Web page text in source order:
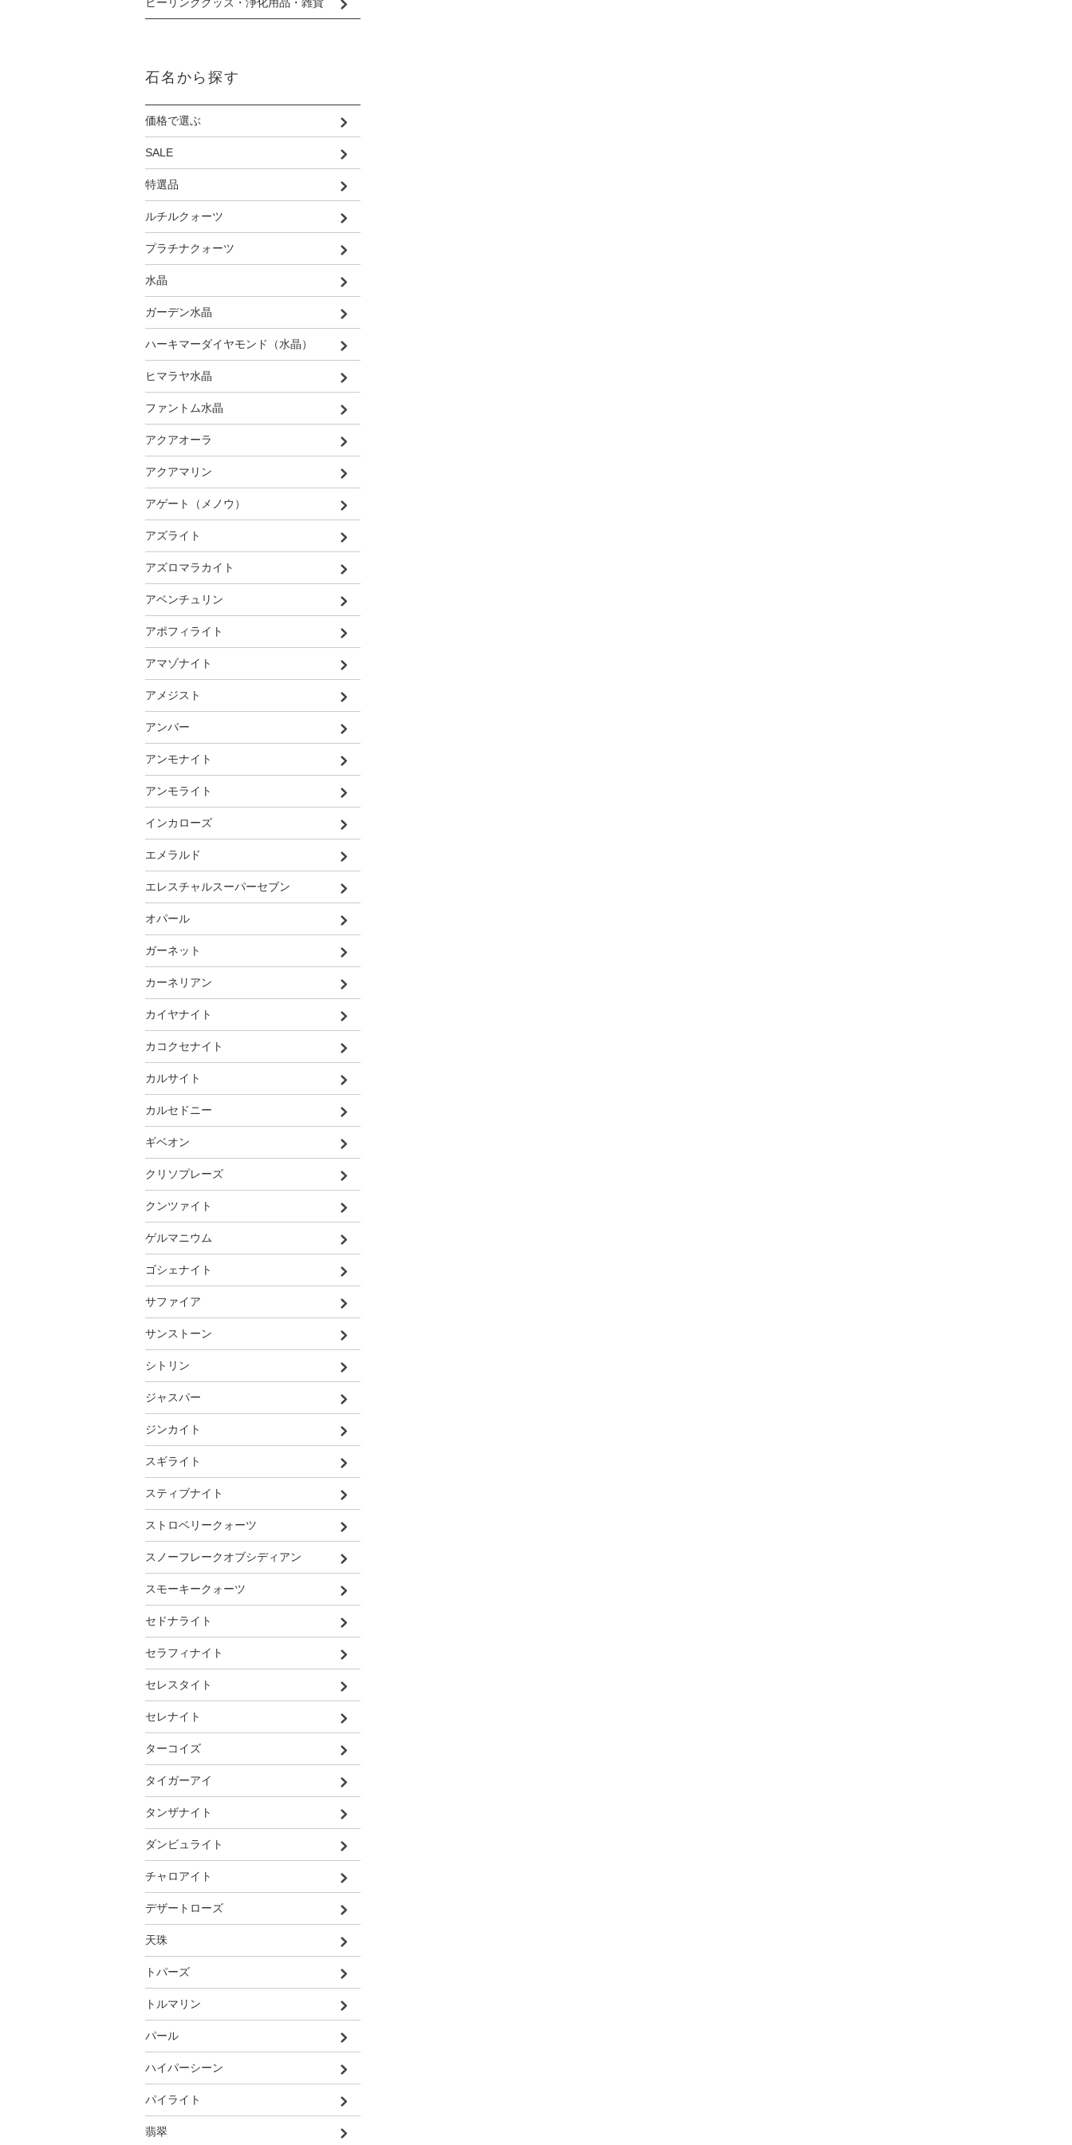
石名から探す
価格で選ぶ
SALE
特選品
ルチルクォーツ
プラチナクォーツ
水晶
ガーデン水晶
ハーキマーダイヤモンド（水晶）
ヒマラヤ水晶
ファントム水晶
アクアオーラ
アクアマリン
アゲート（メノウ）
アズライト
アズロマラカイト
アベンチュリン
アポフィライト
アマゾナイト
アメジスト
アンバー
アンモナイト
アンモライト
インカローズ
エメラルド
エレスチャルスーパーセブン
オパール
ガーネット
カーネリアン
カイヤナイト
カコクセナイト
カルサイト
カルセドニー
ギベオン
クリソプレーズ
クンツァイト
ゲルマニウム
ゴシェナイト
サファイア
サンストーン
シトリン
ジャスパー
ジンカイト
スギライト
スティブナイト
ストロベリークォーツ
スノーフレークオブシディアン
スモーキークォーツ
セドナライト
セラフィナイト
セレスタイト
セレナイト
ターコイズ
タイガーアイ
タンザナイト
ダンビュライト
チャロアイト
デザートローズ
天珠
トパーズ
トルマリン
パール
ハイパーシーン
パイライト
翡翠